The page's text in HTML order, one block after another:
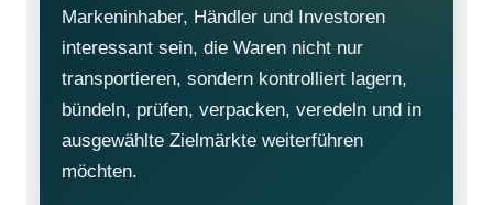
Markeninhaber, Händler und Investoren
interessant sein, die Waren nicht nur
transportieren, sondern kontrolliert lagern,
bündeln, prüfen, verpacken, veredeln und in
ausgewählte Zielmärkte weiterführen
möchten.